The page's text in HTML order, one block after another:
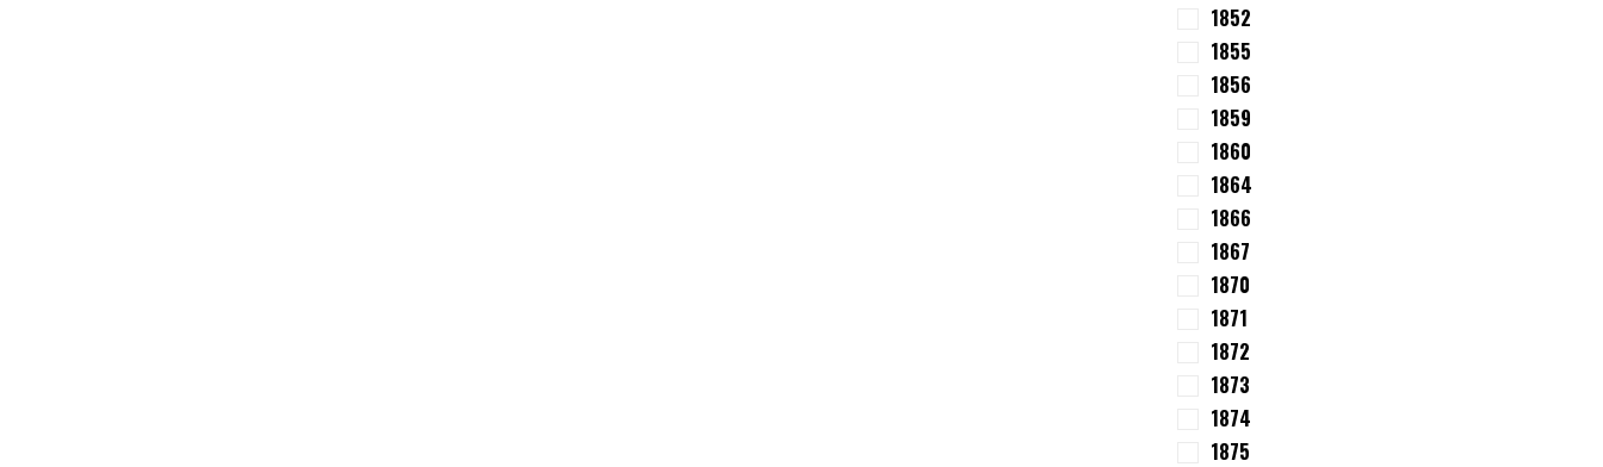
1852
1855
1856
1859
1860
1864
1866
1867
1870
1871
1872
1873
1874
1875